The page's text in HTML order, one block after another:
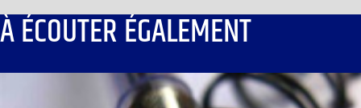
À ÉCOUTER ÉGALEMENT